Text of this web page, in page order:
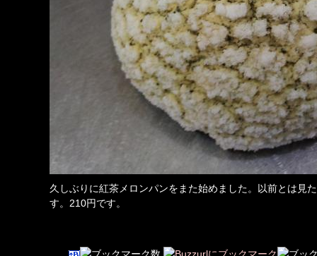
久しぶりに紅茶メロンパンをまた始めました。以前とは見
す。210円です。